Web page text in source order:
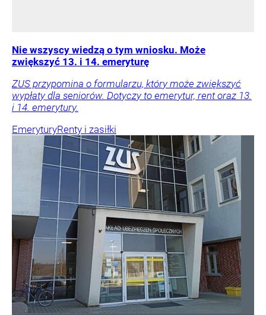
Nie wszyscy wiedzą o tym wniosku. Może
zwiększyć 13. i 14. emeryturę
ZUS przypomina o formularzu, który może zwiększyć
wypłaty dla seniorów. Dotyczy to emerytur, rent oraz 13.
i 14. emerytury.
EmeryturyRenty i zasiłki